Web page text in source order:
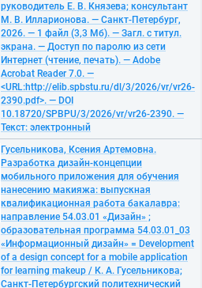
руководитель Е. В. Князева; консультант
М. В. Илларионова. — Санкт-Петербург,
2026. — 1 файл (3,3 Мб). — Загл. с титул.
экрана. — Доступ по паролю из сети
Интернет (чтение, печать). — Adobe
Acrobat Reader 7.0. —
<URL:http://elib.spbstu.ru/dl/3/2026/vr/vr26-
2390.pdf>. — DOI
10.18720/SPBPU/3/2026/vr/vr26-2390. —
Текст: электронный
Гусельникова, Ксения Артемовна.
Разработка дизайн-концепции
мобильного приложения для обучения
нанесению макияжа: выпускная
квалификационная работа бакалавра:
направление 54.03.01 «Дизайн» ;
образовательная программа 54.03.01_03
«Информационный дизайн» = Development
of a design concept for a mobile application
for learning makeup / К. А. Гусельникова;
Санкт-Петербургский политехнический